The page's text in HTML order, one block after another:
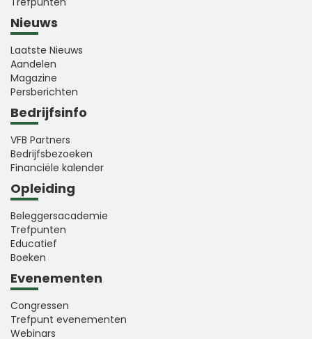
Nieuws
Laatste Nieuws
Aandelen
Magazine
Persberichten
Bedrijfsinfo
VFB Partners
Bedrijfsbezoeken
Financiële kalender
Opleiding
Beleggersacademie
Trefpunten
Educatief
Boeken
Evenementen
Congressen
Trefpunt evenementen
Webinars